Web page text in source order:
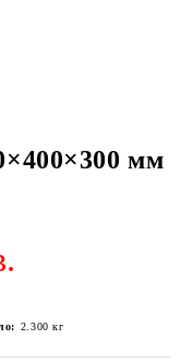
мм
2.300 кг